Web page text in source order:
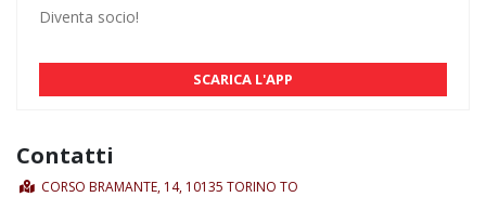
Diventa socio!
SCARICA L'APP
Contatti
CORSO BRAMANTE, 14, 10135 TORINO TO